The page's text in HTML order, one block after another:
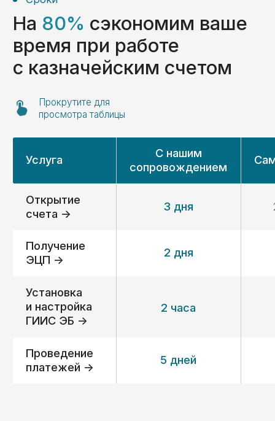
«С 2014 года мы помогаем компаниям
разобраться с вопросами, возникающими
при открытии счетов в казначействе РФ,
проведении платежей с таких счетов,
а также реализации раздельного
Для нас главный критерий успеха — ваше
на ваших задачах и берет на себя даже
Добро пожаловать в KaznaHelp!
Нужна профессиональная
Подробнее о компании KaznaHelp ->